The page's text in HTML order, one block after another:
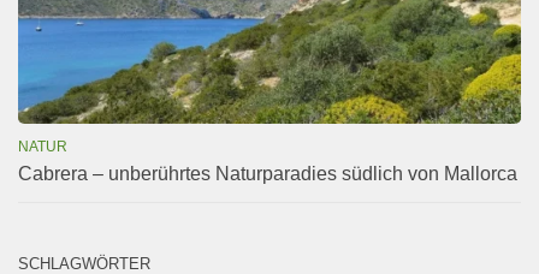
NATUR
Cabrera – unberührtes Naturparadies südlich von Mallorca
SCHLAGWÖRTER